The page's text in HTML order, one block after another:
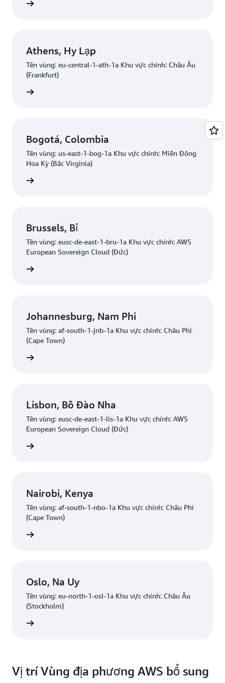
Athens, Hy Lạp
Tên vùng: eu-central-1-ath-1a Khu vực chính: Châu Âu
(Frankfurt)
Bogotá, Colombia
Tên vùng: us-east-1-bog-1a Khu vực chính: Miền Đông
Hoa Kỳ (Bắc Virginia)
Brussels, Bỉ
Tên vùng: eusc-de-east-1-bru-1a Khu vực chính: AWS
European Sovereign Cloud (Đức)
Johannesburg, Nam Phi
Tên vùng: af-south-1-jnb-1a Khu vực chính: Châu Phi
(Cape Town)
Lisbon, Bồ Đào Nha
Tên vùng: eusc-de-east-1-lis-1a Khu vực chính: AWS
European Sovereign Cloud (Đức)
Nairobi, Kenya
Tên vùng: af-south-1-nbo-1a Khu vực chính: Châu Phi
(Cape Town)
Oslo, Na Uy
Tên vùng: eu-north-1-osl-1a Khu vực chính: Châu Âu
(Stockholm)
Vị trí Vùng địa phương AWS bổ sung